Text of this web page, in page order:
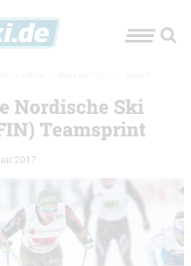
Nordische Ski
Teamsprint
2017